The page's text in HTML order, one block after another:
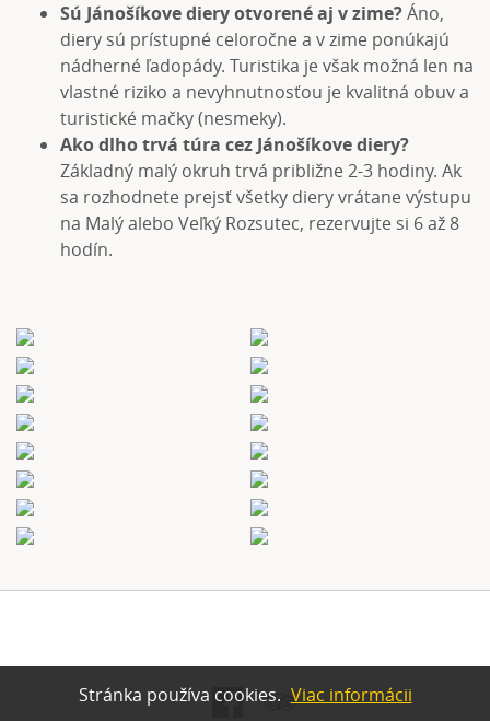
Sú Jánošíkove diery otvorené aj v zime?Áno,
diery sú prístupné celoročne a v zime ponúkajú
nádherné ľadopády. Turistika je však možná len na
vlastné riziko a nevyhnutnosťou je kvalitná obuv a
turistické mačky (nesmeky).
Ako dlho trvá túra cez Jánošíkove diery?
Základný malý okruh trvá približne 2-3 hodiny. Ak
sa rozhodnete prejsť všetky diery vrátane výstupu
na Malý alebo Veľký Rozsutec, rezervujte si 6 až 8
hodín.
Stránka používa cookies. Viac informácii